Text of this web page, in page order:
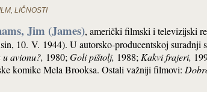
, LIČNOSTI
Jim (James), američki filmski i televizijski
10. V. 1944). U autorsko-producentskoj
avionu?, 1980; Goli pištolj, 1988; Kakvi frajeri,
komike Mela Brooksa. Ostali važniji filmovi: